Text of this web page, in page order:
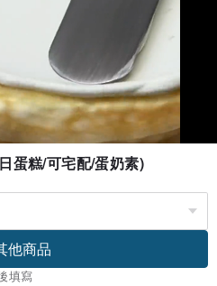
蛋糕/可宅配/蛋奶素)
他商品
填寫